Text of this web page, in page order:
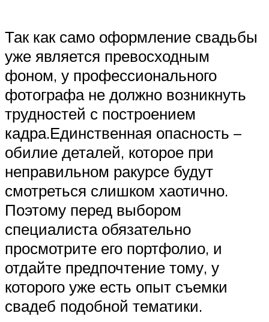
Так как само оформление свадьбы
уже является превосходным
фоном, у профессионального
фотографа не должно возникнуть
трудностей с построением
кадра.Единственная опасность –
обилие деталей, которое при
неправильном ракурсе будут
смотреться слишком хаотично.
Поэтому перед выбором
специалиста обязательно
просмотрите его портфолио, и
отдайте предпочтение тому, у
которого уже есть опыт съемки
свадеб подобной тематики.